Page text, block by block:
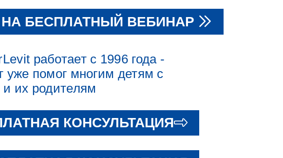
БЕСПЛАТНЫЙ ВЕБИНАР
работает с 1996 года -
уже помог многим детям с
их родителям
КОНСУЛЬТАЦИЯ